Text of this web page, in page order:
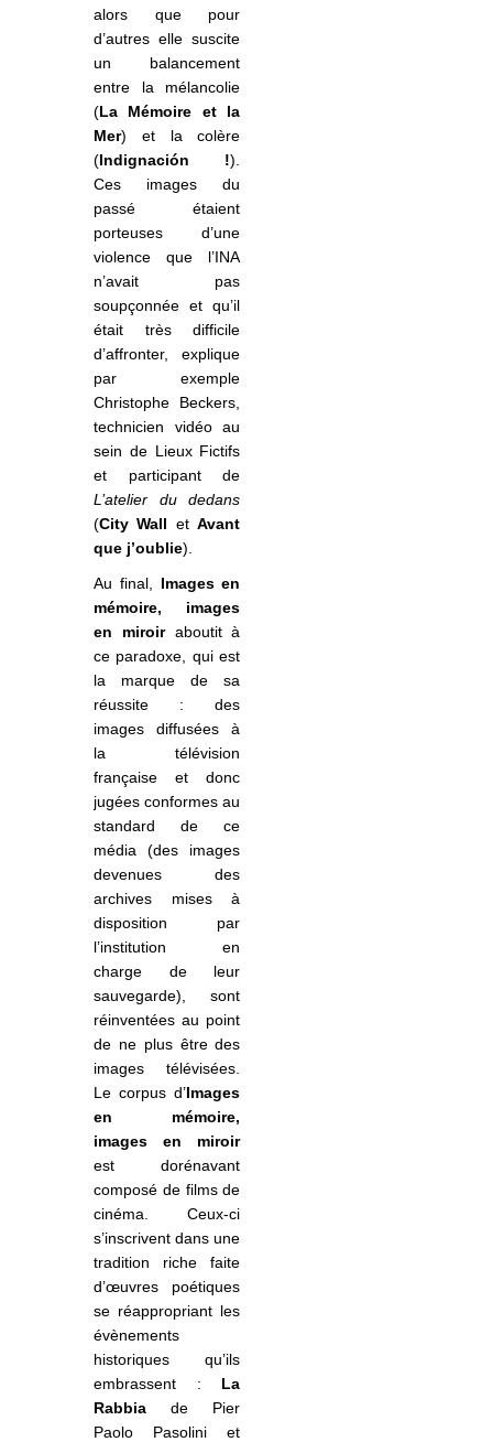
alors que pour
d’autres elle suscite
un balancement
entre la mélancolie
(La Mémoire et la
Mer) et la colère
(Indignación !).
Ces images du
passé étaient
porteuses d’une
violence que l’INA
n’avait pas
soupçonnée et qu’il
était très difficile
d’affronter, explique
par exemple
Christophe Beckers,
technicien vidéo au
sein de Lieux Fictifs
et participant de
L’atelier du dedans
(City Wall etAvant
que j’oublie).
Au final, Images en
mémoire, images
en miroir aboutit à
ce paradoxe, qui est
la marque de sa
réussite : des
images diffusées à
la télévision
française et donc
jugées conformes au
standard de ce
média (des images
devenues des
archives mises à
disposition par
l’institution en
charge de leur
sauvegarde), sont
réinventées au point
de ne plus être des
images télévisées.
Le corpus d’Images
en mémoire,
images en miroir
est dorénavant
composé de films de
cinéma. Ceux-ci
s’inscrivent dans une
tradition riche faite
d’œuvres poétiques
se réappropriant les
évènements
historiques qu’ils
embrassent : La
Rabbia de Pier
Paolo Pasolini et